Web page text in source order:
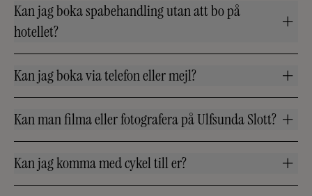
Kan jag boka spabehandling utan att bo på
hotellet?
Kan jag boka via telefon eller mejl?
Kan man filma eller fotografera på Ulfsunda Slott?
Kan jag komma med cykel till er?